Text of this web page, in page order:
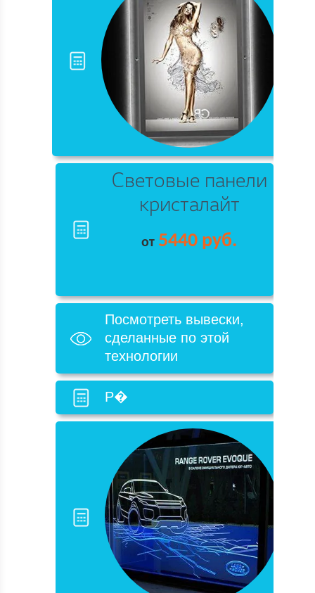
Световые панели
кристалайт
от 5440 руб.
Посмотреть вывески,
сделанные по этой
технологии
Р�